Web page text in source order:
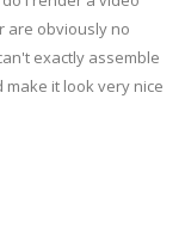
are obviously no
exactly assemble
it look very nice